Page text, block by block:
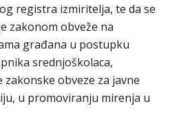
registra izmiritelja, te da se
zakonom obveže na
građana u postupku
srednjoškolaca,
obveze za javne
u promoviranju mirenja u